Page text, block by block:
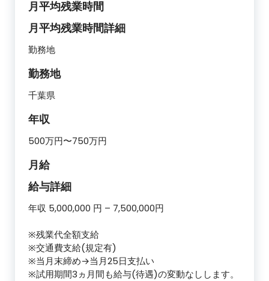
月平均残業時間
月平均残業時間詳細
勤務地
勤務地
千葉県
年収
500万円〜750万円
月給
給与詳細
年収 5,000,000 円 – 7,500,000円
※残業代全額支給
※交通費支給(規定有)
※当月末締め→当月25日支払い
※試用期間3ヵ月間も給与(待遇)の変動なしします。